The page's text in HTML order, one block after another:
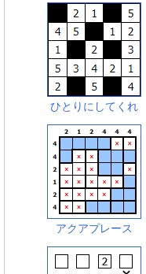
ひとりにしてくれ
アクアプレース